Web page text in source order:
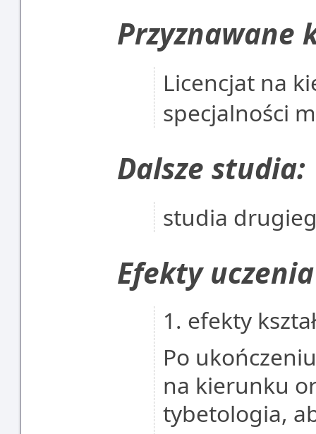
Przyznawane
Licencjat na
specjalności
Dalsze studia:
studia
Efekty
1. efekty
Po
na kierunku
tybetologia,